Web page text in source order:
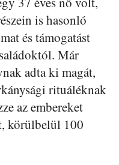
is hasonló
és támogatást
Már
adta ki magát,
rituáléknak
az embereket
körülbelül 100